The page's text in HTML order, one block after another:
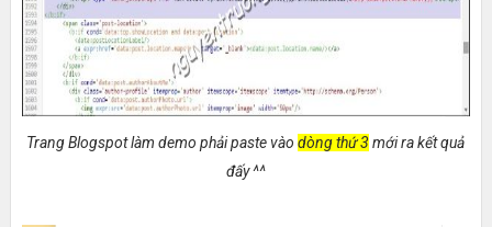
Trang Blogspot làm demo phải paste vàodòng thứ 3 mới ra kết quả
đấy ^^